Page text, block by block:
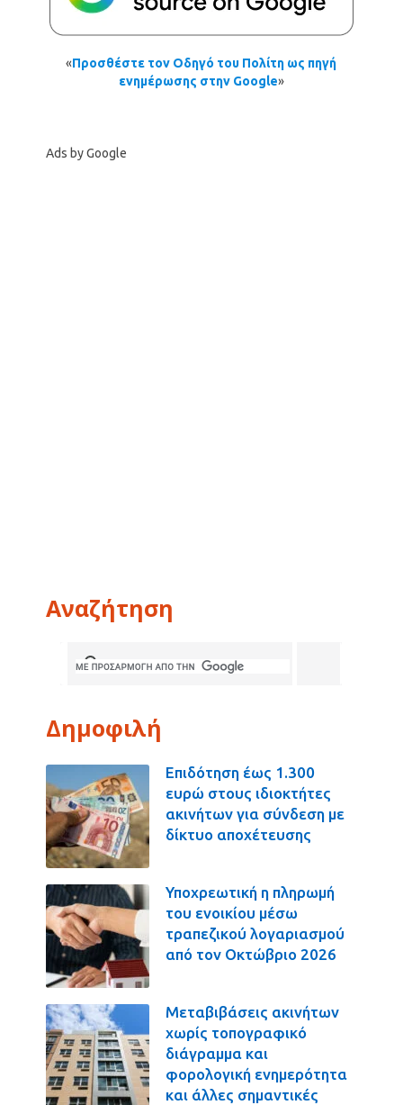
«Προσθέστε τον Οδηγό του Πολίτη ως πηγή
ενημέρωσης στην Google»
Ads by Google
Αναζήτηση
Δημοφιλή
Επιδότηση έως 1.300
ευρώ στους ιδιοκτήτες
ακινήτων για σύνδεση με
δίκτυο αποχέτευσης
Υποχρεωτική η πληρωμή
του ενοικίου μέσω
τραπεζικού λογαριασμού
από τον Οκτώβριο 2026
Μεταβιβάσεις ακινήτων
χωρίς τοπογραφικό
διάγραμμα και
φορολογική ενημερότητα
και άλλες σημαντικές